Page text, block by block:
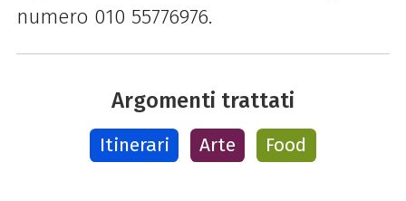
numero 010 55776976.
Argomenti trattati
Itinerari Arte Food